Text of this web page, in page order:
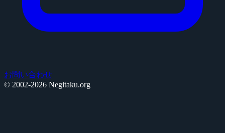
お問い合わせ
© 2002-2026 Negitaku.org